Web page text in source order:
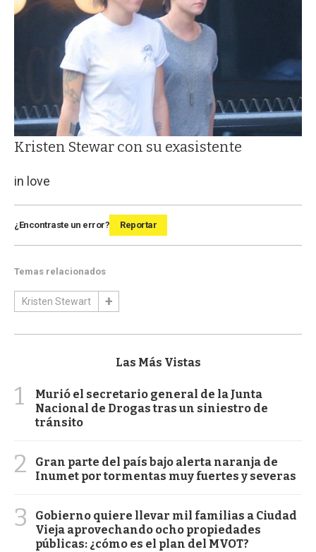
Kristen Stewar con su exasistente
in love
¿Encontraste un error? Reportar
Temas relacionados
Kristen Stewart
Las Más Vistas
1
Murió el secretario general de la Junta
Nacional de Drogas tras un siniestro de
tránsito
2
Gran parte del país bajo alerta naranja de
Inumet por tormentas muy fuertes y severas
3
Gobierno quiere llevar mil familias a Ciudad
Vieja aprovechando ocho propiedades
públicas: ¿cómo es el plan del MVOT?